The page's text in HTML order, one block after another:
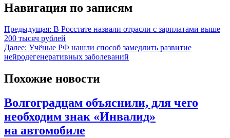
Навигация по записям
Предыдущая: В Росстате назвали отрасли с зарплатами выше
200 тысяч рублей
Далее: Учёные РФ нашли способ замедлить развитие
нейродегенеративных заболеваний
Похожие новости
Волгоградцам объяснили, для чего
необходим знак «Инвалид»
на автомобиле